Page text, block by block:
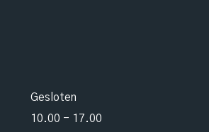
Gesloten
10.00 - 17.00